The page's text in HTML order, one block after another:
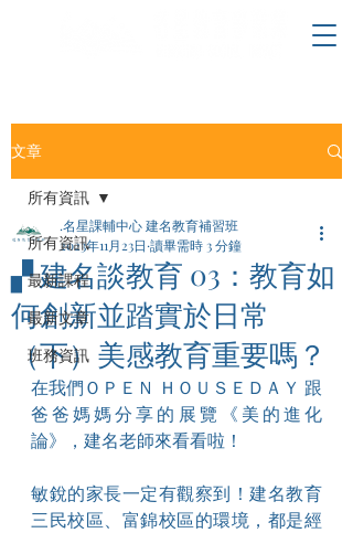
文章
所有資訊
最新課程
最新文章
班務資訊
所有資訊
▞ 建名談教育 03：教育如
何創新並踏實於日常
（下）美感教育重要嗎？
.名星課輔中心 建名教育補習班
2023年11月23日 讀畢需時 3 分鐘
在我們ＯＰＥＮ ＨＯＵＳＥＤＡＹ 跟
爸爸媽媽分享的展覽《美的進化
論》，建名老師來看看啦！
敏銳的家長一定有觀察到！建名教育
三民校區、富錦校區的環境，都是經